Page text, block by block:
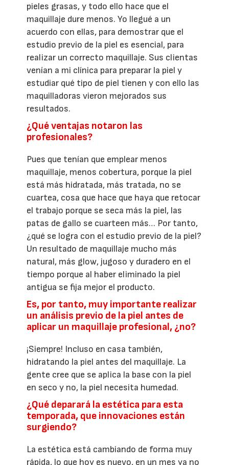
pieles grasas, y todo ello hace que el
maquillaje dure menos. Yo llegué a un
acuerdo con ellas, para demostrar que el
estudio previo de la piel es esencial, para
realizar un correcto maquillaje. Sus clientas
venían a mi clínica para preparar la piel y
estudiar qué tipo de piel tienen y con ello las
maquilladoras vieron mejorados sus
resultados.
¿Qué ventajas notaron las
profesionales?
Pues que tenían que emplear menos
maquillaje, menos cobertura, porque la piel
está más hidratada, más tratada, no se
cuartea, cosa que hace que haya que retocar
el trabajo porque se seca más la piel, las
patas de gallo se cuarteen más… Por tanto,
¿qué se logra con el estudio previo de la piel?
Un resultado de maquillaje mucho más
natural, más glow, jugoso y duradero en el
tiempo porque al haber eliminado la piel
antigua se fija mejor el producto.
Es, por tanto, muy importante realizar
un análisis previo de la piel antes de
aplicar un maquillaje profesional, ¿no?
¡Siempre! Incluso en casa también,
hidratando la piel antes del maquillaje. La
gente cree que se aplica la base con la piel
en seco y no, la piel necesita humedad.
¿Qué deparará la estética para esta
temporada, que innovaciones están
surgiendo?
La estética está cambiando de forma muy
rápida, lo que hoy es nuevo, en un mes ya no